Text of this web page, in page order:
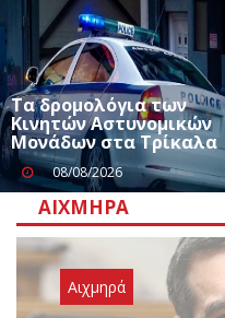
Τα δρομολόγια των
Κινητών Αστυνομικών
Μονάδων στα Τρίκαλα
08/08/2026
ΑΙΧΜΗΡΆ
Αιχμηρά